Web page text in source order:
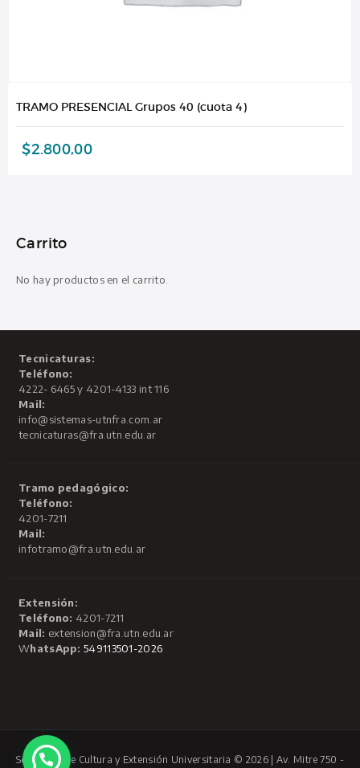
TRAMO PRESENCIAL Grupos 40 (cuota 4)
$2.800,00
Carrito
No hay productos en el carrito.
Tecnicaturas:
Teléfono:
4222- 6465 y 4201-4133 int 116
Mail:
info@sistemas-utnfra.com.ar
tecnicaturas@fra.utn.edu.ar
Tramo pedagógico:
Teléfono:
4201-7211
Mail:
infotramo@fra.utn.edu.ar
Extensión:
Teléfono: 4201-7211
Mail: extension@fra.utn.edu.ar
WhatsApp: 549113501-2026
Secretaría de Cultura y Extensión Universitaria © 2026 | Av. Mitre 750 -